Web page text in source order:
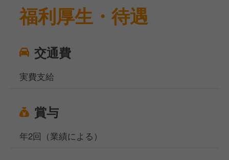
福利厚生・待遇
交通費
実費支給
賞与
年2回（業績による）